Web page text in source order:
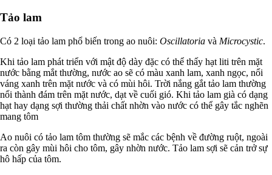
Tảo lam
Có 2 loại tảo lam phổ biến trong ao nuôi: Oscillatoria và Microcystic.
Khi tảo lam phát triển với mật độ dày đặc có thể thấy hạt liti trên mặt
nước bằng mắt thường, nước ao sẽ có màu xanh lam, xanh ngọc, nổi
váng xanh trên mặt nước và có mùi hôi. Trời nắng gắt tảo lam thường
nổi thành đám trên mặt nước, dạt về cuối gió. Khi tảo lam già có dạng
hạt hay dạng sợi thường thải chất nhờn vào nước có thể gây tắc nghẽn
mang tôm
Ao nuôi có tảo lam tôm thường sẽ mắc các bệnh về đường ruột, ngoài
ra còn gây mùi hôi cho tôm, gây nhờn nước. Tảo lam sợi sẽ cản trở sự
hô hấp của tôm.